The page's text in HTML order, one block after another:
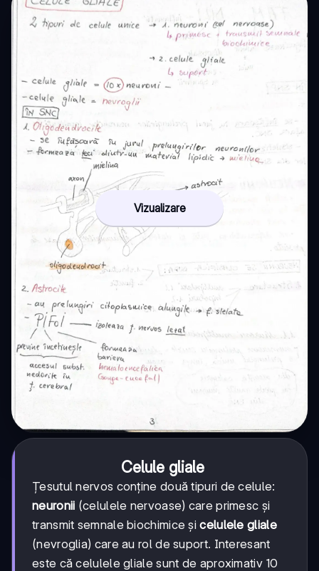
Vizualizare
Celule gliale
Țesutul nervos conține două tipuri de celule:
neuronii (celulele nervoase) care primesc și
transmit semnale biochimice șicelulele gliale
(nevroglia) care au rol de suport. Interesant
este că celulele gliale sunt de aproximativ 10